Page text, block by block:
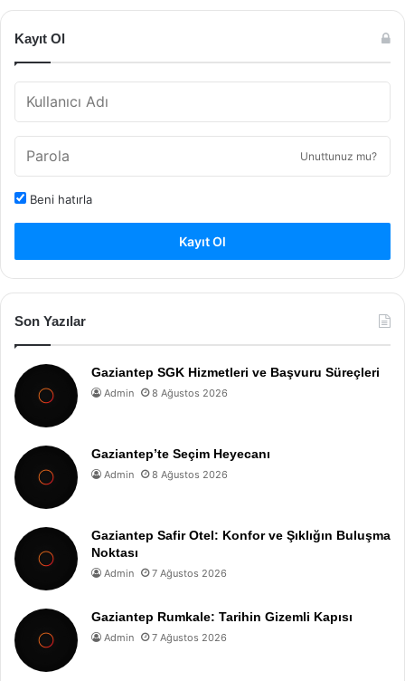
Kayıt Ol
Unuttunuz mu?
Beni hatırla
Kayıt Ol
Son Yazılar
Gaziantep SGK Hizmetleri ve Başvuru Süreçleri
Admin 8 Ağustos 2026
Gaziantep’te Seçim Heyecanı
Admin 8 Ağustos 2026
Gaziantep Safir Otel: Konfor ve Şıklığın Buluşma
Noktası
Admin 7 Ağustos 2026
Gaziantep Rumkale: Tarihin Gizemli Kapısı
Admin 7 Ağustos 2026